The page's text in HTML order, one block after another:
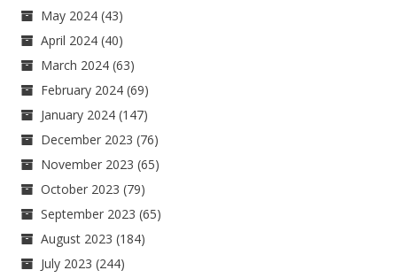
May 2024 (43)
April 2024 (40)
March 2024 (63)
February 2024 (69)
January 2024 (147)
December 2023 (76)
November 2023 (65)
October 2023 (79)
September 2023 (65)
August 2023 (184)
July 2023 (244)